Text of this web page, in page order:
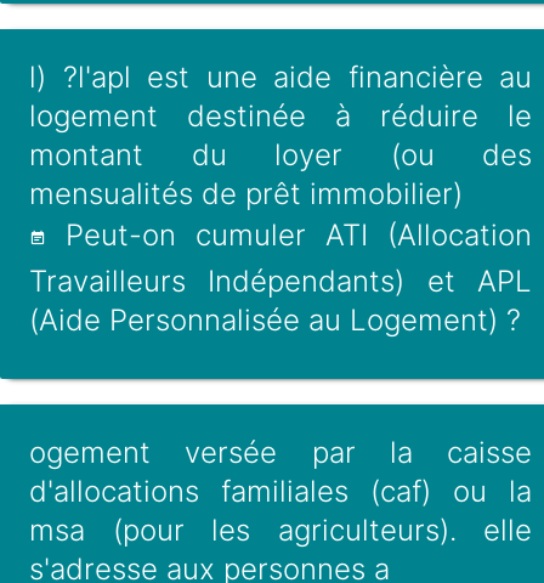
l) ?l'apl est une aide financière au
logement destinée à réduire le
montant du loyer (ou des
mensualités de prêt immobilier)
Peut-on cumuler ATI (Allocation
Travailleurs Indépendants) et APL
(Aide Personnalisée au Logement) ?
ogement versée par la caisse
d'allocations familiales (caf) ou la
msa (pour les agriculteurs). elle
s'adresse aux personnes a